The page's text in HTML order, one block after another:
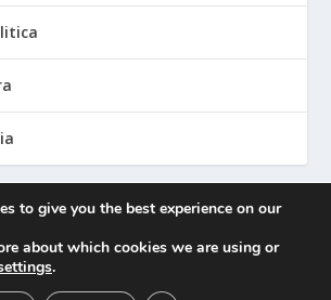
Mediafighter
to give you the best experience on our
about which cookies we are using or
.